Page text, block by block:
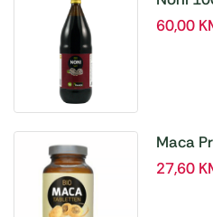
60,00
Maca
tablete,
27,60